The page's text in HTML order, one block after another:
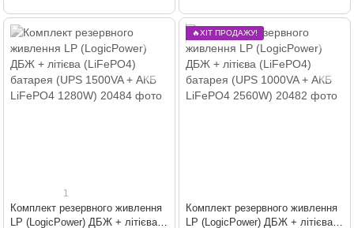
1
Комплект резервного живлення
LP (LogicPower) ДБЖ + літієва
🔥ХІТ ПРОДАЖУ!
Комплект резервного живлення
LP (LogicPower) ДБЖ + літієва